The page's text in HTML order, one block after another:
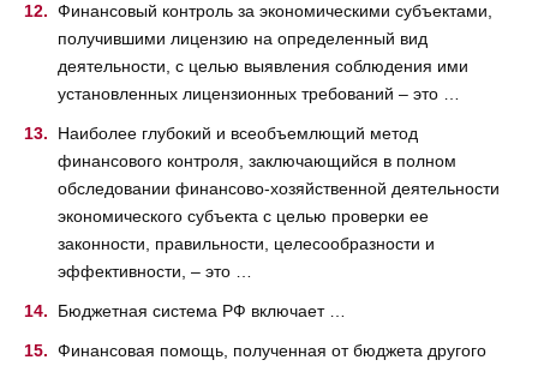
Финансовый контроль за экономическими субъектами,
получившими лицензию на определенный вид
деятельности, с целью выявления соблюдения ими
установленных лицензионных требований – это …
Наиболее глубокий и всеобъемлющий метод
финансового контроля, заключающийся в полном
обследовании финансово-хозяйственной деятельности
экономического субъекта с целью проверки ее
законности, правильности, целесообразности и
эффективности, – это …
Бюджетная система РФ включает …
Финансовая помощь, полученная от бюджета другого